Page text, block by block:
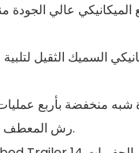
منخفضة بأربع
رش المعطف لضمان أفضل جودة لها.